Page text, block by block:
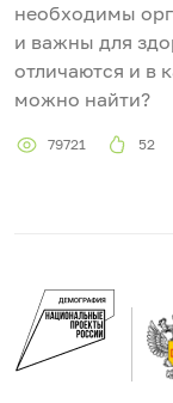
необходимы
и важны для
отличаются и в
можно найти?
79721 52